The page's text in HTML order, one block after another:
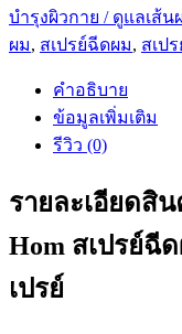
บำรุงผิวกาย / ดูแลเส้น
ผม, สเปรย์ฉีดผม, สเป
คำอธิบาย
ข้อมูลเพิ่มเติม
รีวิว (0)
รายละเอียดสิ
Hom สเปรย์ฉี
เปรย์